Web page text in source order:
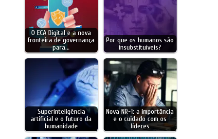
O ECA Digital e a nova
fronteira de governança
para…
Por que os humanos são
insubstituíveis?
Superinteligência
artificial e o futuro da
humanidade
Nova NR-1: a importância
e o cuidado com os
líderes